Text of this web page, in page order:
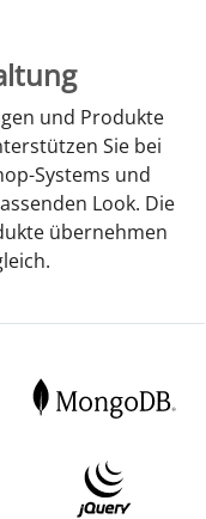
und Produkte
Sie bei
Systems und
Look. Die
übernehmen